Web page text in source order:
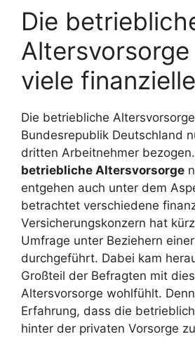
Die
viele
Die betriebliche
Bundesrepublik Deutschland
dritten Arbeitnehmer
betriebliche Altersvorsorge
entgehen auch unter dem
betrachtet verschiedene
Versicherungskonzern hat
Umfrage unter Beziehern
durchgeführt. Dabei kam
Großteil der Befragten mit
Altersvorsorge wohlfühlt.
Erfahrung, dass die
hinter der privaten Vorsorge